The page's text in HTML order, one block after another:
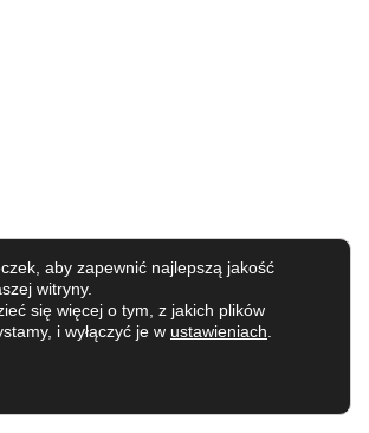
aby zapewnić najlepszą jakość
witryny.
się więcej o tym, z jakich plików
i wyłączyć je w ustawieniach